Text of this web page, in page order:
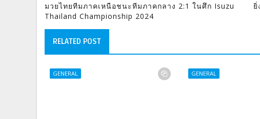
มวยไทยทีมภาคเหนือชนะทีมภาคกลาง 2:1 ในศึก Isuzu
Thailand Championship 2024
ยิ่
RELATED POST
GENERAL GENERAL